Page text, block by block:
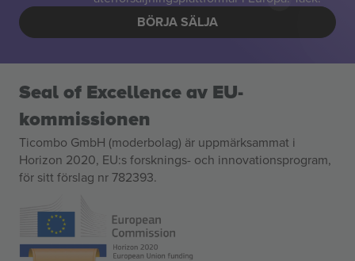
BÖRJA SÄLJA
Seal of Excellence av EU-
kommissionen
Ticombo GmbH (moderbolag) är uppmärksammat i
Horizon 2020, EU:s forsknings- och innovationsprogram,
för sitt förslag nr 782393.